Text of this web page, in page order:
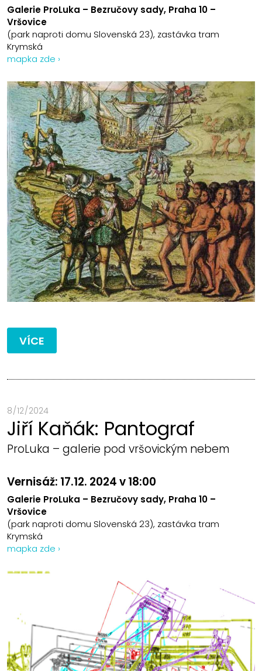
Galerie ProLuka – Bezručovy sady, Praha 10 –
Vršovice
(park naproti domu Slovenská 23), zastávka tram
Krymská
mapka zde ›
VÍCE
8 / 12 / 2024
Jiří Kaňák: Pantograf
ProLuka – galerie pod vršovickým nebem
Vernisáž: 17.12. 2024 v 18:00
Galerie ProLuka – Bezručovy sady, Praha 10 –
Vršovice
(park naproti domu Slovenská 23), zastávka tram
Krymská
mapka zde ›